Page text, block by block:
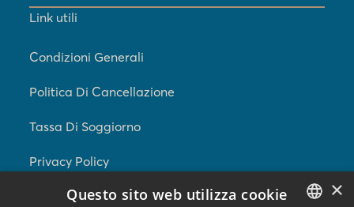
Link utili
Condizioni Generali
Politica Di Cancellazione
Tassa Di Soggiorno
Privacy Policy
Cookie Policy ×
Questo sito web utilizza cookie